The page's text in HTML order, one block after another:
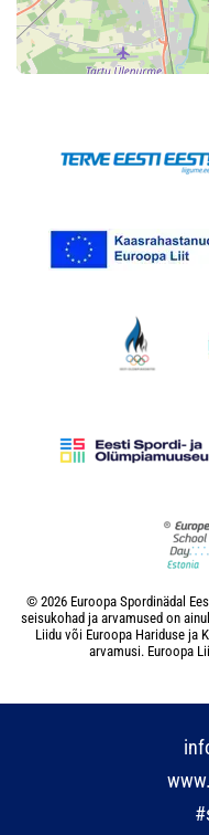
© 2026 Euroopa Spordinädal
seisukohad ja arvamused on
Liidu või Euroopa Hariduse ja
arvamusi. Euroopa